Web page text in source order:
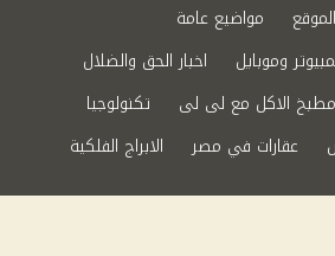
مواضيع عامة
وموبايل
اخبار الحق والضلال
مطبخ الاكل مع لى لى
تكنولوجيا
عقارات في مصر
الابراج الفلكية